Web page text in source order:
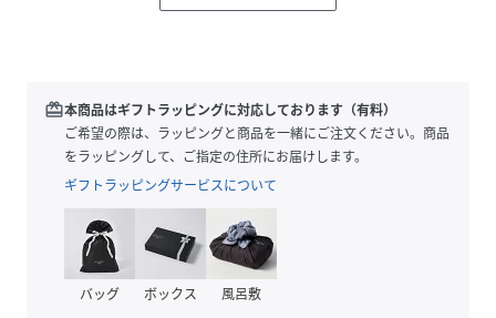
イテムです。
性別タイプ キッズ
天竺＜br＞本体：綿100%＜br＞衿ぐり部分：綿
95% ポリウレタン5%＜br＞
redeem本商品はギフトラッピングに対応しております（有料）
ご希望の際は、ラッピングと商品を一緒にご注文ください。商品
をラッピングして、ご指定の住所にお届けします。
ギフトラッピングサービスについて
バッグ ボックス 風呂敷